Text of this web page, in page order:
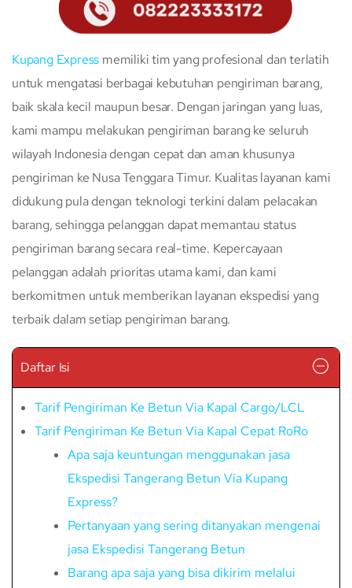
Kupang Express memiliki tim yang profesional dan terlatih
untuk mengatasi berbagai kebutuhan pengiriman barang,
baik skala kecil maupun besar. Dengan jaringan yang luas,
kami mampu melakukan pengiriman barang ke seluruh
wilayah Indonesia dengan cepat dan aman khusunya
pengiriman ke Nusa Tenggara Timur. Kualitas layanan kami
didukung pula dengan teknologi terkini dalam pelacakan
barang, sehingga pelanggan dapat memantau status
pengiriman barang secara real-time. Kepercayaan
pelanggan adalah prioritas utama kami, dan kami
berkomitmen untuk memberikan layanan ekspedisi yang
terbaik dalam setiap pengiriman barang.
Daftar Isi
Tarif Pengiriman Ke Betun Via Kapal Cargo/LCL
Tarif Pengiriman Ke Betun Via Kapal Cepat RoRo
Apa saja keuntungan menggunakan jasa
Ekspedisi Tangerang Betun Via Kupang
Express?
Pertanyaan yang sering ditanyakan mengenai
jasa Ekspedisi Tangerang Betun
Barang apa saja yang bisa dikirim melalui